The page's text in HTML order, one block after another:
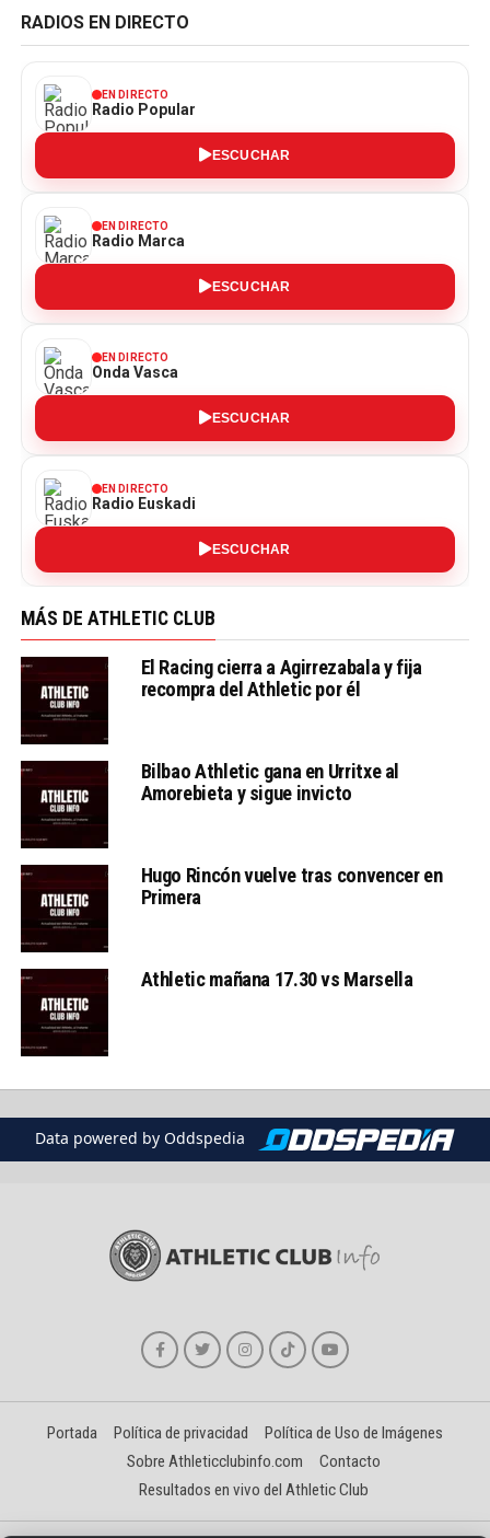
RADIOS EN DIRECTO
EN DIRECTO
Radio Popular
ESCUCHAR
EN DIRECTO
Radio Marca
ESCUCHAR
EN DIRECTO
Onda Vasca
ESCUCHAR
EN DIRECTO
Radio Euskadi
ESCUCHAR
MÁS DE ATHLETIC CLUB
El Racing cierra a Agirrezabala y fija
recompra del Athletic por él
Bilbao Athletic gana en Urritxe al
Amorebieta y sigue invicto
Hugo Rincón vuelve tras convencer en
Primera
Athletic mañana 17.30 vs Marsella
Data powered by Oddspedia
Portada Política de privacidad
Política de Uso de Imágenes
Sobre Athleticclubinfo.com
Contacto
Resultados en vivo del Athletic Club